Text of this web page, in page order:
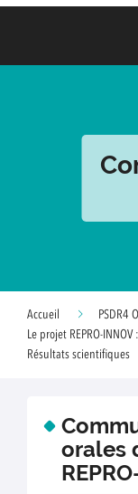
Accueil
PSDR4
Le projet REPRO-
Résultats scientifiques
orales